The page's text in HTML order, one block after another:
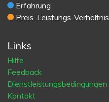
Erfahrung
Preis-Leistungs-Verhältnis
Links
Hilfe
Feedback
Dienstleistungsbedingungen
Kontakt